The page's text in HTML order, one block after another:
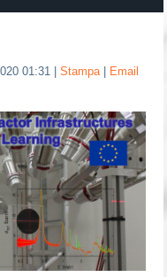
01:31 |Stampa Email